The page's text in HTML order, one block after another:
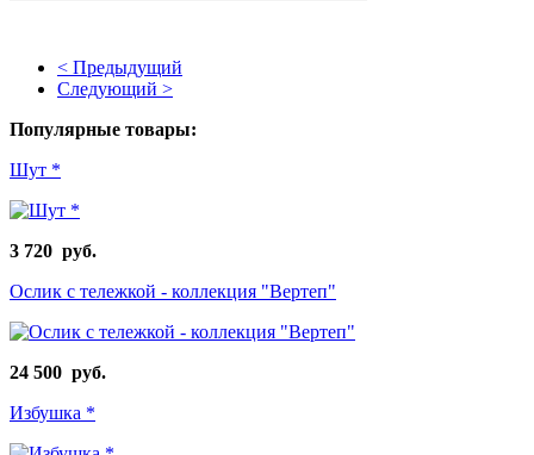
< Предыдущий
Следующий >
Популярные товары:
Шут *
3 720 руб.
Ослик с тележкой - коллекция "Вертеп"
24 500 руб.
Избушка *